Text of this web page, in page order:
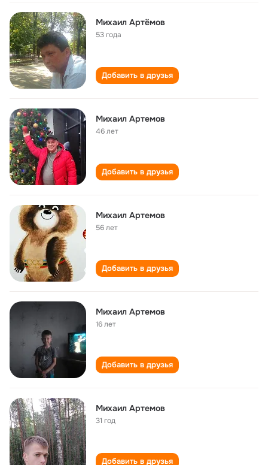
Михаил Артёмов
53 года
Добавить в друзья
Михаил Артемов
46 лет
Добавить в друзья
Михаил Артемов
56 лет
Добавить в друзья
Михаил Артемов
16 лет
Добавить в друзья
Михаил Артемов
31 год
Добавить в друзья